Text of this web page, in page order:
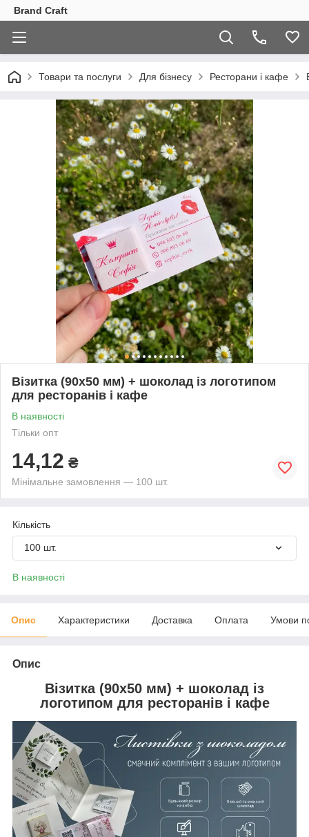
Brand Craft
Товари та послуги Для бізнесу Ресторани і кафе
Візитка (90х50 мм) + шоколад із логотипом
для ресторанів і кафе
В наявності
Тільки опт
14,12 ₴
Мінімальне замовлення — 100 шт.
Кількість
100 шт.
В наявності
Опис Характеристики Доставка Оплата Умови
Опис
Візитка (90х50 мм) + шоколад із
логотипом для ресторанів і кафе